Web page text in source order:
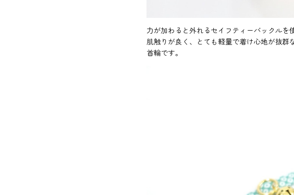
力が加わると外れるセイフティーバックルを
肌触りが良く、とても軽量で着け心地が抜
首輪です。